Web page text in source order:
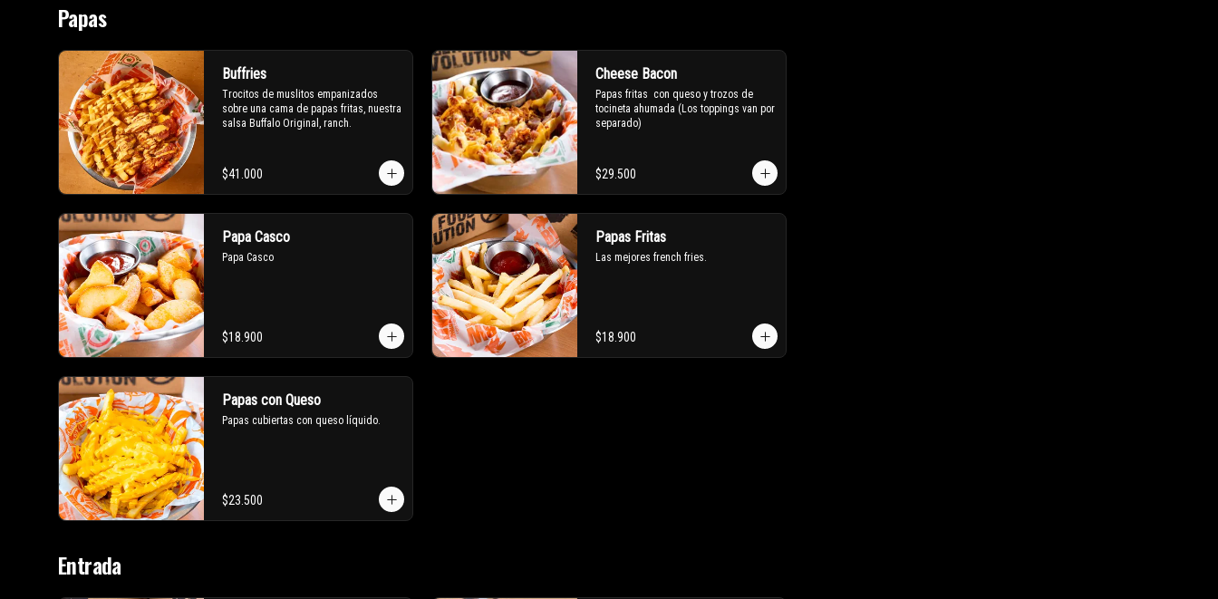
Papas
Buffries
Trocitos de muslitos empanizados
sobre una cama de papas fritas, nuestra
salsa Buffalo Original, ranch.
$41.000
Cheese Bacon
Papas fritas  con queso y trozos de
tocineta ahumada (Los toppings van por
separado)
$29.500
Papa Casco
Papa Casco
$18.900
Papas Fritas
Las mejores french fries.
$18.900
Papas con Queso
Papas cubiertas con queso líquido.
$23.500
Entrada